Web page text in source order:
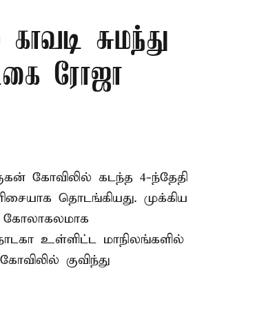
சுமந்து
ரோஜா
கோவிலில் கடந்த 4-ந்தேதி
தொடங்கியது. முக்கிய
கோலாகலமாக
உள்ளிட்ட மாநிலங்களில்
குவிந்து